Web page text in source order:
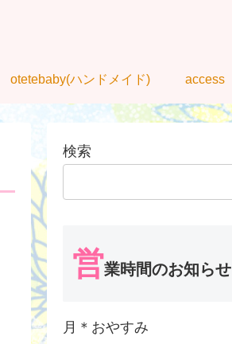
otetebaby(ハンドメイド) access
検索
営業時間のお知らせ
月＊おやすみ